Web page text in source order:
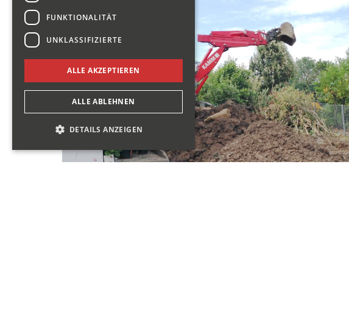
FUNKTIONALITÄT
UNKLASSIFIZIERTE
ALLE AKZEPTIEREN
ALLE ABLEHNEN
DETAILS ANZEIGEN